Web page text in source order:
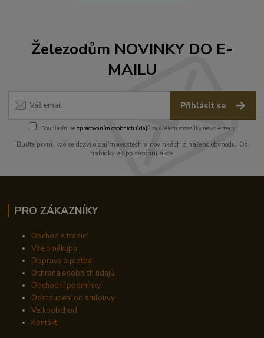
Železodům NOVINKY DO E-
MAILU
Přihlásit se
Souhlasím se zpracováním osobních údajůza účelem rozesílky newsletteru.
Buďte první, kdo se dozví o zajímavostech a novinkách z našeho obchodu. Od
nabídky až po sezónní akce.
PRO ZÁKAZNÍKY
Obchod s tradicí
Vše o nákupu
Doprava a platba
Ochrana osobních údajů
Obchodní podmínky
Odstoupení od smlouvy
Velkoobchod
Kontakt